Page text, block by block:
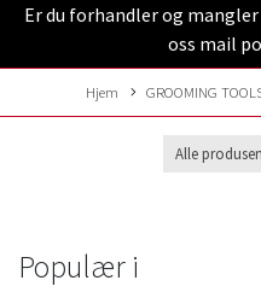
Er du forhandler og
oss mail
Hjem GROOMING
Populær i